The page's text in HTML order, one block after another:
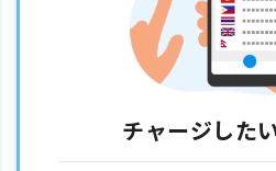
チャージした